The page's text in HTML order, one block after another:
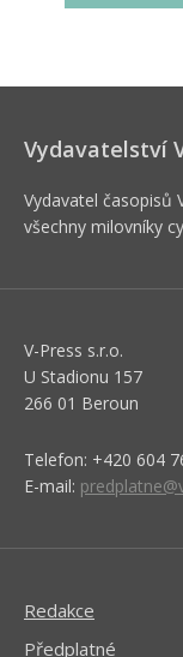
Vydavatelství
Vydavatel časopisů
všechny milovníky
V-Press s.r.o.
U Stadionu 157
266 01 Beroun
Telefon: +420 604
E-mail:
Redakce
Předplatné